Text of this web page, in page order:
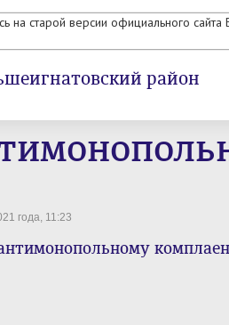
на старой версии официального
район
года, 11:23